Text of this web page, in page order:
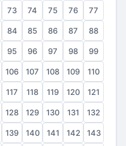
73 74 75 76 77
84 85 86 87 88
95 96 97 98 99
106 107 108 109 110
117 118 119 120 121
128 129 130 131 132
139 140 141 142 143